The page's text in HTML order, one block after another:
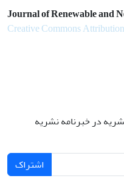
Journal of Renewable and
Creative Commons
در خبرنامه نشریه
اشتراک